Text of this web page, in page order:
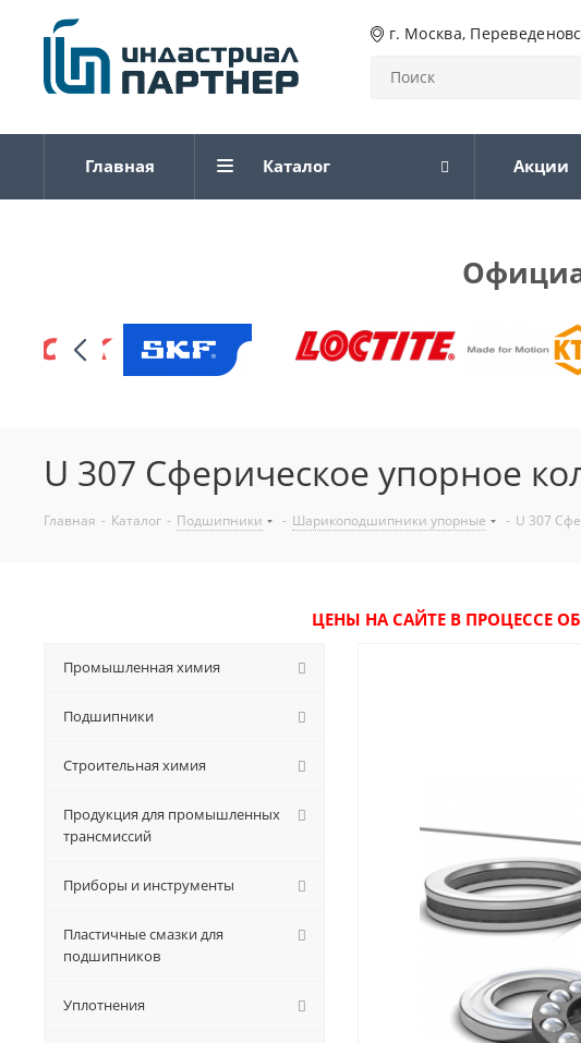
г. Москва,
Главная Каталог Акции
U 307 Сферическое упорное
Главная - Каталог - Подшипники - Шарикоподшипники упорные - U 307
ЦЕНЫ НА САЙТЕ В ПРОЦЕССЕ
Промышленная химия
Подшипники
Строительная химия
Продукция для промышленных
трансмиссий
Приборы и инструменты
Пластичные смазки для
подшипников
Уплотнения